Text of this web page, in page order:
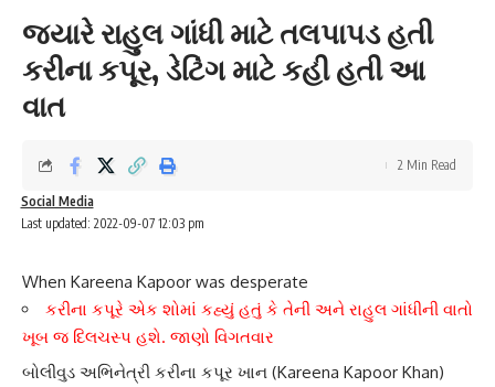
જ્યારે રાહુલ ગાંધી માટે તલપાપડ હતી
કરીના કપૂર, ડેટિંગ માટે કહી હતી આ
વાત
Last updated: 2022-09-07 12:03 pm
Social Media
2 Min Read
When Kareena Kapoor was desperate
કરીના કપૂરે એક શોમાં કહ્યું હતું કે તેની અને રાહુલ ગાંધીની વાતો
ખૂબ જ દિલચસ્પ હશે. જાણો વિગતવાર
બોલીવુડ અભિનેત્રી કરીના કપૂર ખાન (Kareena Kapoor Khan)